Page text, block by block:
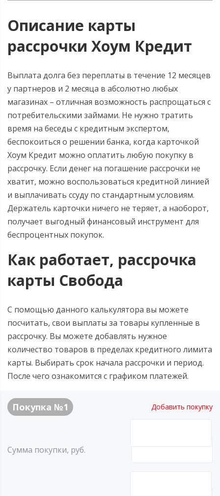
Описание карты
рассрочки Хоум Кредит
Выплата долга без переплаты в течение 12 месяцев
у партнеров и 2 месяца в абсолютно любых
магазинах – отличная возможность распрощаться с
потребительскими займами. Не нужно тратить
время на беседы с кредитным экспертом,
беспокоиться о решении банка, когда карточкой
Хоум Кредит можно оплатить любую покупку в
рассрочку. Если денег на погашение рассрочки не
хватит, можно воспользоваться кредитной линией
и выплачивать ссуду по стандартным условиям.
Держатель карточки ничего не теряет, а наоборот,
получает выгодный финансовый инструмент для
беспроцентных покупок.
Как работает, рассрочка
карты Свобода
С помощью данного калькулятора вы можете
посчитать, свои выплаты за товары купленные в
рассрочку. Вы можете добавлять нужное
количество товаров в пределах кредитного лимита
карты. Выбирать срок начала рассрочки и период.
После чего ознакомится с графиком платежей.
Покупка №1 Добавить покупку
Сумма покупки, руб.